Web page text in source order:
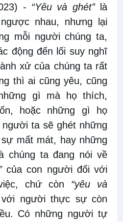
- “Yêu và ghét”là
nhau, nhưng lại
mỗi người chúng ta,
động đến lối suy nghĩ
xử của chúng ta rất
thì ai cũng yêu, cũng
gì mà họ thích,
hoặc những gì họ
ta sẽ ghét những
mất mát, hay những
chúng ta đang nói về
của con người đối với
chứ còn “yêu và
người thực sự còn
Có những người tự